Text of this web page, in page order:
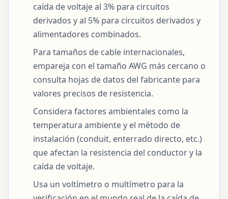
caída de voltaje al 3% para circuitos
derivados y al 5% para circuitos derivados y
alimentadores combinados.
Para tamaños de cable internacionales,
empareja con el tamaño AWG más cercano o
consulta hojas de datos del fabricante para
valores precisos de resistencia.
Considera factores ambientales como la
temperatura ambiente y el método de
instalación (conduit, enterrado directo, etc.)
que afectan la resistencia del conductor y la
caída de voltaje.
Usa un voltímetro o multímetro para la